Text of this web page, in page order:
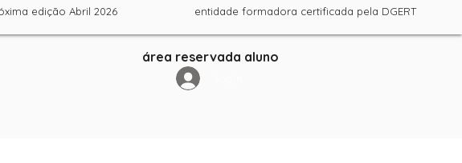
edição Abril 2026 entidade formadora certificada pela DGERT
área reservada aluno